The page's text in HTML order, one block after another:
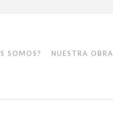
SOMOS? NUESTRA OBRA